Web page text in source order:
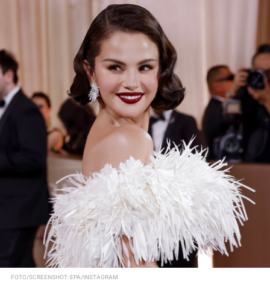
FOTO/SCREENSHOT: EPA/INSTAGRAM